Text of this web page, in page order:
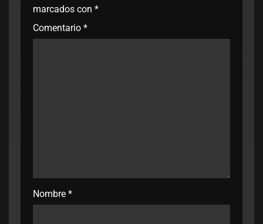
marcados con *
Comentario *
Nombre *